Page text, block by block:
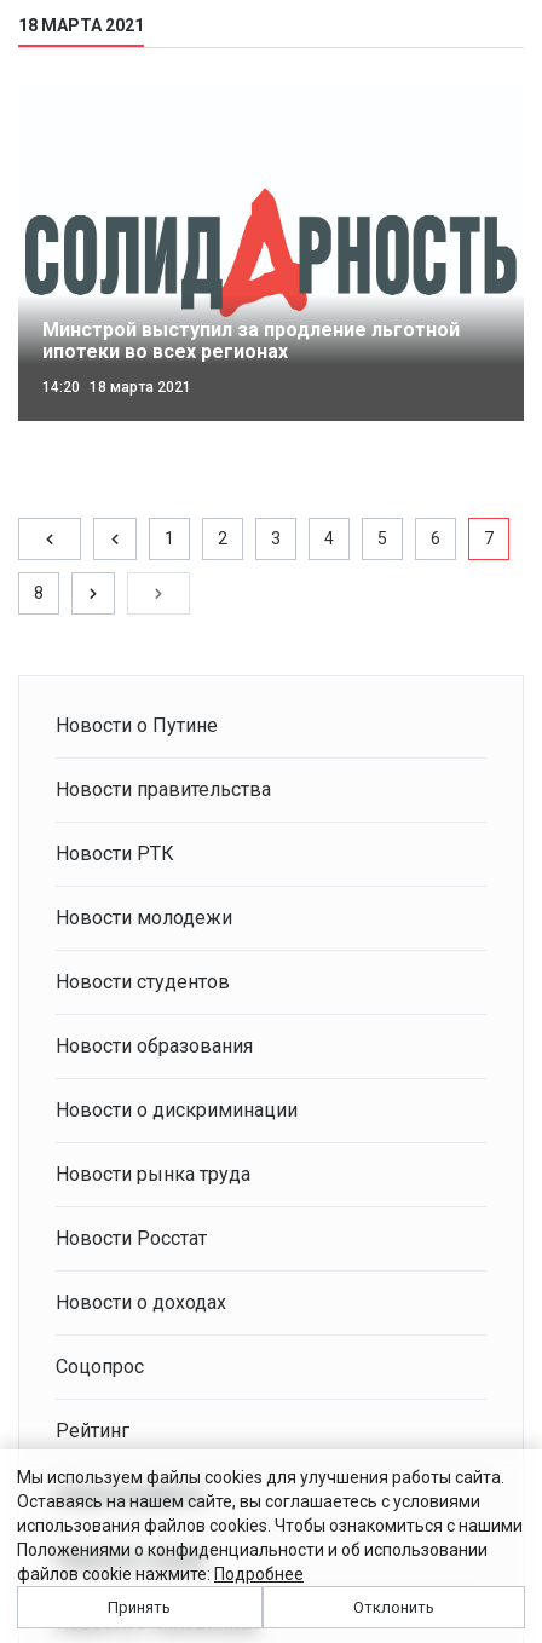
18 МАРТА 2021
Минстрой выступил за продление льготной
ипотеки во всех регионах
14:20 18 марта 2021
1 2 3 4 5 6 7
8
Новости о Путине
Новости правительства
Новости РТК
Новости молодежи
Новости студентов
Новости образования
Новости о дискриминации
Новости рынка труда
Новости Росстат
Новости о доходах
Соцопрос
Рейтинг
Новости работы
Новости о ценах
Новости о чиновниках
Мы используем файлы cookies для улучшения работы сайта.
Оставаясь на нашем сайте, вы соглашаетесь с условиями
использования файлов cookies. Чтобы ознакомиться с нашими
Положениями о конфиденциальности и об использовании
файлов cookie нажмите: Подробнее
Принять Отклонить